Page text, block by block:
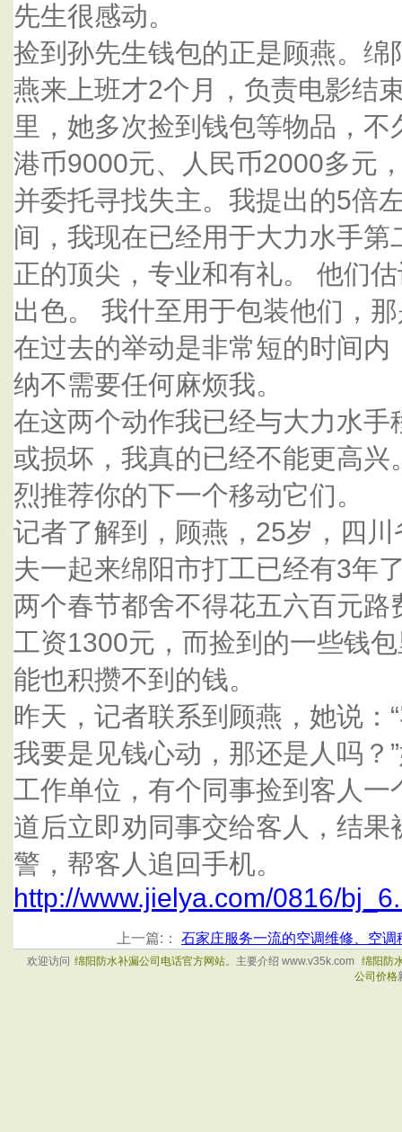
先生很感动。
捡到孙先生钱包的正是顾燕。
燕来上班才2个月，负责电影结
里，她多次捡到钱包等物品，
港币9000元、人民币2000多元
并委托寻找失主。我提出的5倍
间，我现在已经用于大力水手
正的顶尖，专业和有礼。 他们
出色。 我什至用于包装他们，
在过去的举动是非常短的时间
纳不需要任何麻烦我。
在这两个动作我已经与大力水
或损坏，我真的已经不能更高兴
烈推荐你的下一个移动它们。
记者了解到，顾燕，25岁，四
夫一起来绵阳市打工已经有3年
两个春节都舍不得花五六百元
工资1300元，而捡到的一些钱
能也积攒不到的钱。
昨天，记者联系到顾燕，她说：
我要是见钱心动，那还是人吗？
工作单位，有个同事捡到客人
道后立即劝同事交给客人，结
警，帮客人追回手机。
http://www.jielya.com/0816/
上一篇:： 石家庄服务一流的空调维修、空
欢迎访问 绵阳防水补漏公司电话官方网站。主要介绍 www.v35k.com 绵阳防
公司价格